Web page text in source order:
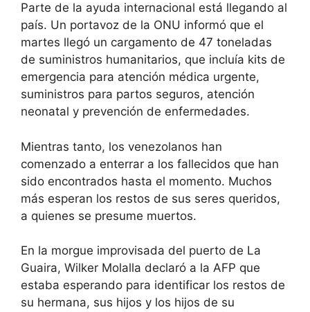
Parte de la ayuda internacional está llegando al
país. Un portavoz de la ONU informó que el
martes llegó un cargamento de 47 toneladas
de suministros humanitarios, que incluía kits de
emergencia para atención médica urgente,
suministros para partos seguros, atención
neonatal y prevención de enfermedades.
Mientras tanto, los venezolanos han
comenzado a enterrar a los fallecidos que han
sido encontrados hasta el momento. Muchos
más esperan los restos de sus seres queridos,
a quienes se presume muertos.
En la morgue improvisada del puerto de La
Guaira, Wilker Molalla declaró a la AFP que
estaba esperando para identificar los restos de
su hermana, sus hijos y los hijos de su